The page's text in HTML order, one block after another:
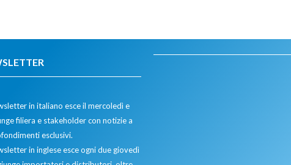
in italiano esce il mercoledì e
filiera e stakeholder con notizie a
esclusivi.
in inglese esce ogni due giovedì